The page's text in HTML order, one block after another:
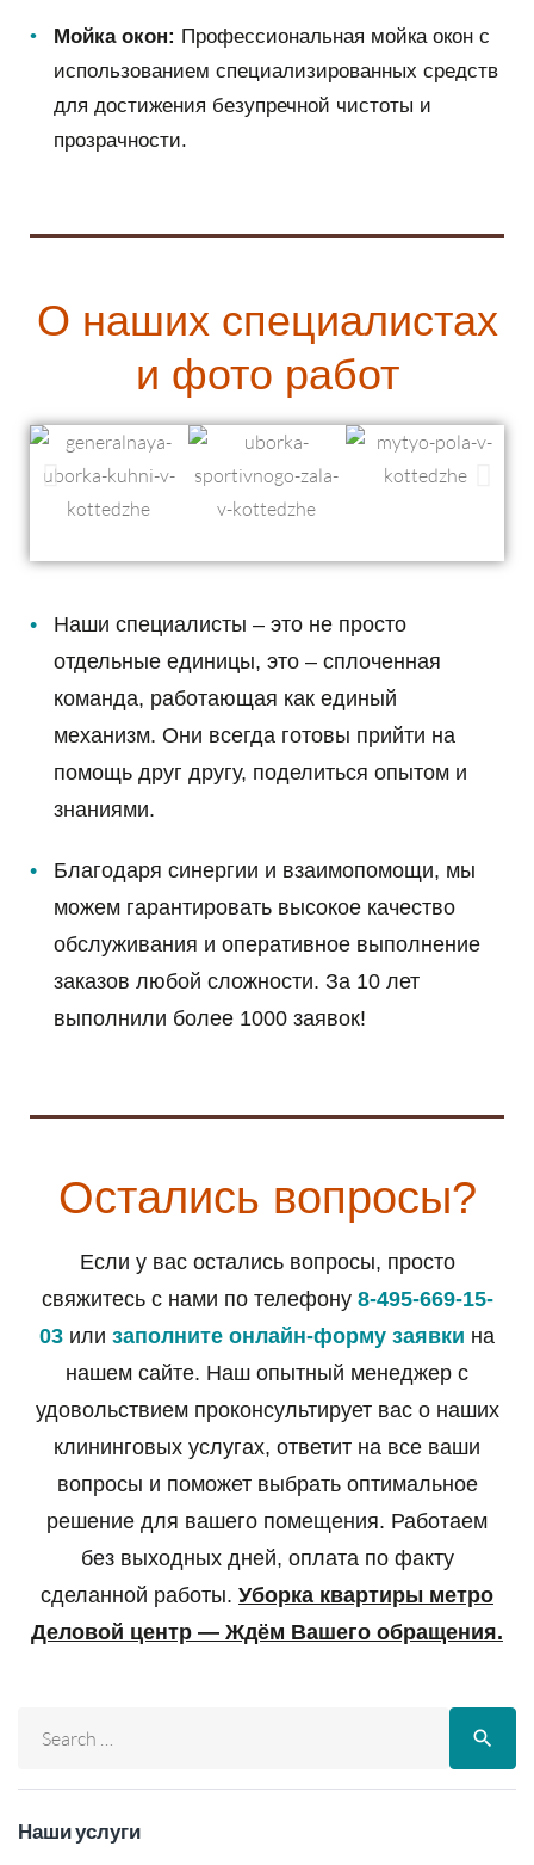
Мойка окон: Профессиональная мойка окон с
использованием специализированных средств
для достижения безупречной чистоты и
прозрачности.
О наших специалистах
и фото работ
Наши специалисты – это не просто
отдельные единицы, это – сплоченная
команда, работающая как единый
механизм. Они всегда готовы прийти на
помощь друг другу, поделиться опытом и
знаниями.
Благодаря синергии и взаимопомощи, мы
можем гарантировать высокое качество
обслуживания и оперативное выполнение
заказов любой сложности. За 10 лет
выполнили более 1000 заявок!
Остались вопросы?
Если у вас остались вопросы, просто
свяжитесь с нами по телефону 8-495-669-15-
03 или заполните онлайн-форму заявки на
нашем сайте. Наш опытный менеджер с
удовольствием проконсультирует вас о наших
клининговых услугах, ответит на все ваши
вопросы и поможет выбрать оптимальное
решение для вашего помещения. Работаем
без выходных дней, оплата по факту
сделанной работы. Уборка квартиры метро
Деловой центр — Ждём Вашего обращения.
search
Наши услуги